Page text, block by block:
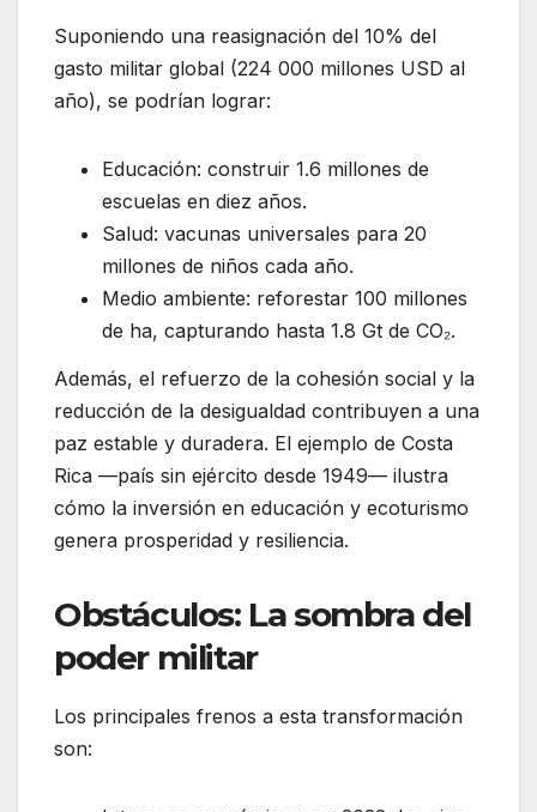
Suponiendo una reasignación del 10% del
gasto militar global (224 000 millones USD al
año), se podrían lograr:
Educación: construir 1.6 millones de
escuelas en diez años.
Salud: vacunas universales para 20
millones de niños cada año.
Medio ambiente: reforestar 100 millones
de ha, capturando hasta 1.8 Gt de CO₂.
Además, el refuerzo de la cohesión social y la
reducción de la desigualdad contribuyen a una
paz estable y duradera. El ejemplo de Costa
Rica —país sin ejército desde 1949— ilustra
cómo la inversión en educación y ecoturismo
genera prosperidad y resiliencia.
Obstáculos: La sombra del
poder militar
Los principales frenos a esta transformación
son: